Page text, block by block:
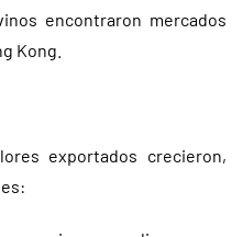
encontraron mercados
Kong.
exportados crecieron,